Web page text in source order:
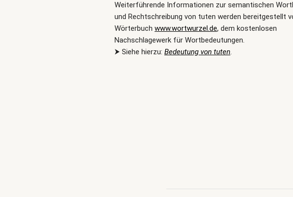
Weiterführende Informationen zur semantischen
und Rechtschreibung von tuten werden bereitgestellt
Wörterbuch www.wortwurzel.de, dem kostenlosen
Nachschlagewerk für Wortbedeutungen.
⮞ Siehe hierzu: Bedeutung von tuten.